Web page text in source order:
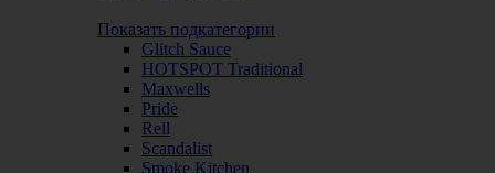
Показать подкатегории
Glitch Sauce
HOTSPOT Traditional
Maxwells
Pride
Rell
Scandalist
Smoke Kitchen